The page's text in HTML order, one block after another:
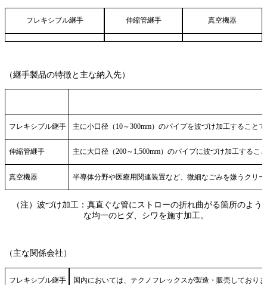
フレキシブル継手 伸縮管継手 真空機器
（継手製品の特徴と主な納入先）
フレキシブル継手 主に小口径（10～300mm）のパイプを波づけ加工すること
伸縮管継手 主に大口径（200～1,500mm）のパイプに波づけ加工する
真空機器 半導体分野や医療用関連装置など、微細なごみを嫌うクリ
（注）波づけ加工：真直ぐな管にストローの折れ曲がる箇所のよう
な均一のヒダ、シワを施す加工。
（主な関係会社）
フレキシブル継手 国内においては、テクノフレックスが製造・販売しており